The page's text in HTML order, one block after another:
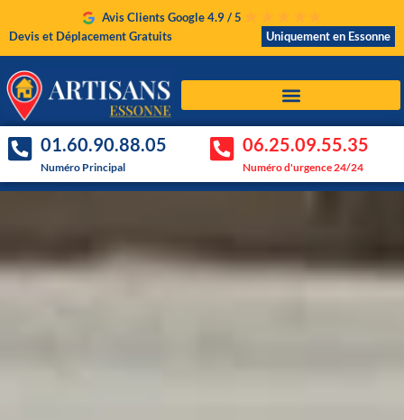
Avis Clients Google 4.9 / 5
Devis et Déplacement Gratuits
Uniquement en Essonne
01.60.90.88.05
Numéro Principal
06.25.09.55.35
Numéro d'urgence 24/24